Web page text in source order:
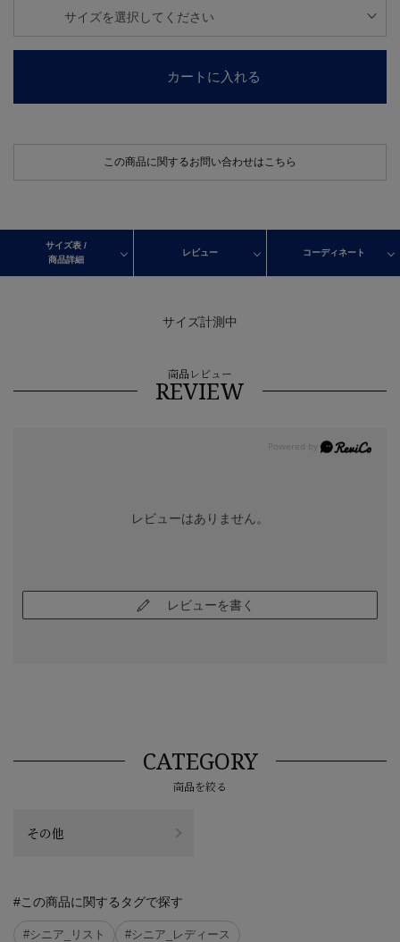
カートに入れる
この商品に関するお問い合わせはこちら
サイズ表 /
商品詳細
レビュー コーディネート
サイズ計測中
商品レビュー
REVIEW
レビューはありません。
レビューを書く
CATEGORY
商品を絞る
その他
#この商品に関するタグで探す
#シニア_リスト #シニア_レディース